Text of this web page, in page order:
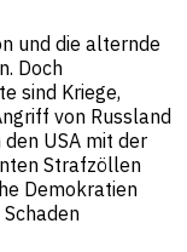
und die alternde
Doch
sind Kriege,
von Russland
USA mit der
Strafzöllen
Demokratien